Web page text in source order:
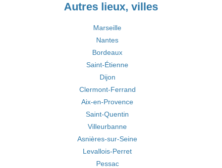
Autres lieux, villes
Marseille
Nantes
Bordeaux
Saint-Étienne
Dijon
Clermont-Ferrand
Aix-en-Provence
Saint-Quentin
Villeurbanne
Asnières-sur-Seine
Levallois-Perret
Pessac